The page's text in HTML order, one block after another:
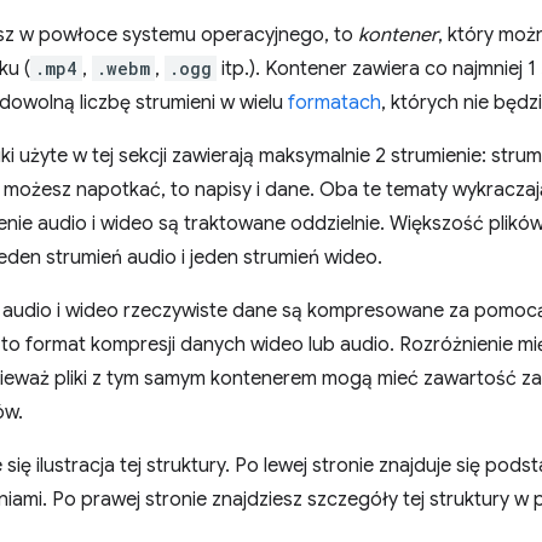
w powłoce systemu operacyjnego, to kontener, który
( .mp4 , .webm , .ogg itp.). Kontener zawiera co najmniej 1
liczbę strumieni w wielu formatach, których nie
użyte w tej sekcji zawierają maksymalnie 2 strumienie:
napotkać, to napisy i dane. Oba te tematy
audio i wideo są traktowane oddzielnie. Większość
strumień audio i jeden strumień wideo.
i wideo rzeczywiste dane są kompresowane za
format kompresji danych wideo lub audio. Rozróżnienie
pliki z tym samym kontenerem mogą mieć zawartość
się ilustracja tej struktury. Po lewej stronie znajduje się
Po prawej stronie znajdziesz szczegóły tej struktury